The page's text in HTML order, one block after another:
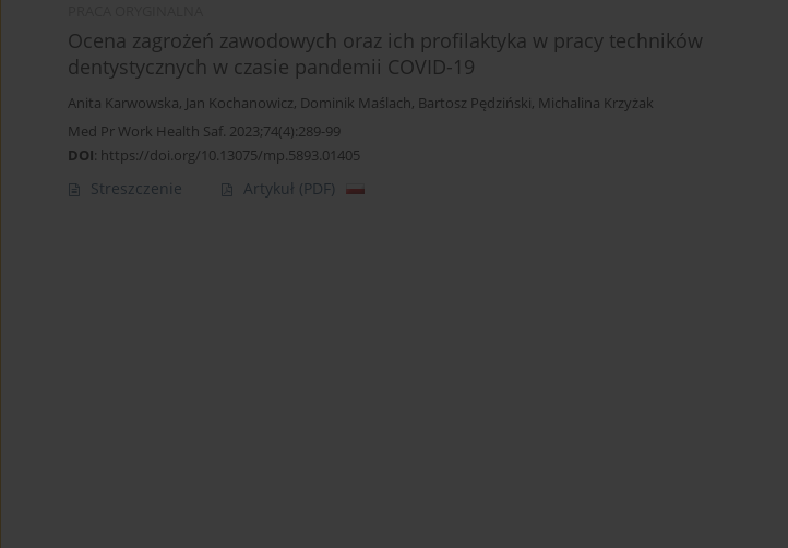
Ocena zagrożeń zawodowych oraz ich profilaktyka w pracy techników
dentystycznych w czasie pandemii COVID-19
Anita Karwowska, Jan Kochanowicz, Dominik Maślach, Bartosz Pędziński, Michalina Krzyżak
Med Pr Work Health Saf. 2023;74(4):289-99
DOI: https://doi.org/10.13075/mp.5893.01405
Streszczenie Artykuł (PDF)